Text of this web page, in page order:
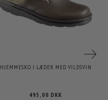
HJEMMESKO I LÆDER MED VILDSVIN
495,00 DKK